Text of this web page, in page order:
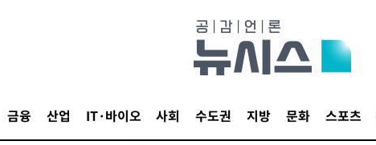
금융 산업 IT·바이오 사회 수도권 지방 문화 스포츠
닥 1.3%↑
지역엔 호의주의보